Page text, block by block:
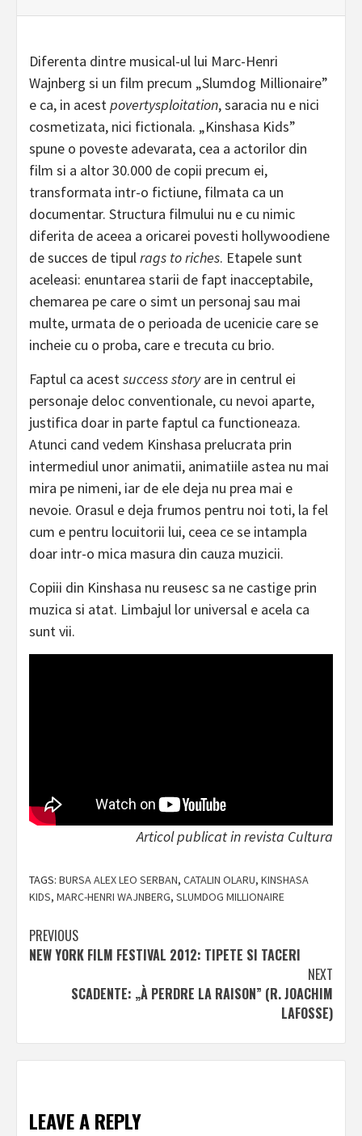
Diferenta dintre musical-ul lui Marc-Henri
Wajnberg si un film precum „Slumdog Millionaire”
e ca, in acestpovertysploitation, saracia nu e nici
cosmetizata, nici fictionala. „Kinshasa Kids”
spune o poveste adevarata, cea a actorilor din
film si a altor 30.000 de copii precum ei,
transformata intr-o fictiune, filmata ca un
documentar. Structura filmului nu e cu nimic
diferita de aceea a oricarei povesti hollywoodiene
de succes de tipulrags to riches. Etapele sunt
aceleasi: enuntarea starii de fapt inacceptabile,
chemarea pe care o simt un personaj sau mai
multe, urmata de o perioada de ucenicie care se
incheie cu o proba, care e trecuta cu brio.
Faptul ca acestsuccess storyare in centrul ei
personaje deloc conventionale, cu nevoi aparte,
justifica doar in parte faptul ca functioneaza.
Atunci cand vedem Kinshasa prelucrata prin
intermediul unor animatii, animatiile astea nu mai
mira pe nimeni, iar de ele deja nu prea mai e
nevoie. Orasul e deja frumos pentru noi toti, la fel
cum e pentru locuitorii lui, ceea ce se intampla
doar intr-o mica masura din cauza muzicii.
Copiii din Kinshasa nu reusesc sa ne castige prin
muzica si atat. Limbajul lor universal e acela ca
sunt vii.
Articol publicat in revista Cultura
TAGS: BURSA ALEX LEO SERBAN, CATALIN OLARU, KINSHASA
KIDS, MARC-HENRI WAJNBERG, SLUMDOG MILLIONAIRE
Post
navigation
PREVIOUS
NEW YORK FILM FESTIVAL 2012: TIPETE SI TACERI
NEXT
SCADENTE: „À PERDRE LA RAISON” (R. JOACHIM
LAFOSSE)
LEAVE A REPLY